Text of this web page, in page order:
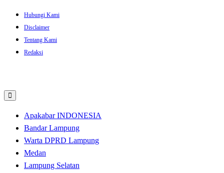
Skip
content
Hubungi Kami
Disclaimer
Tentang Kami
Redaksi
Apakabar INDONESIA
Bandar Lampung
Warta DPRD Lampung
Medan
Lampung Selatan